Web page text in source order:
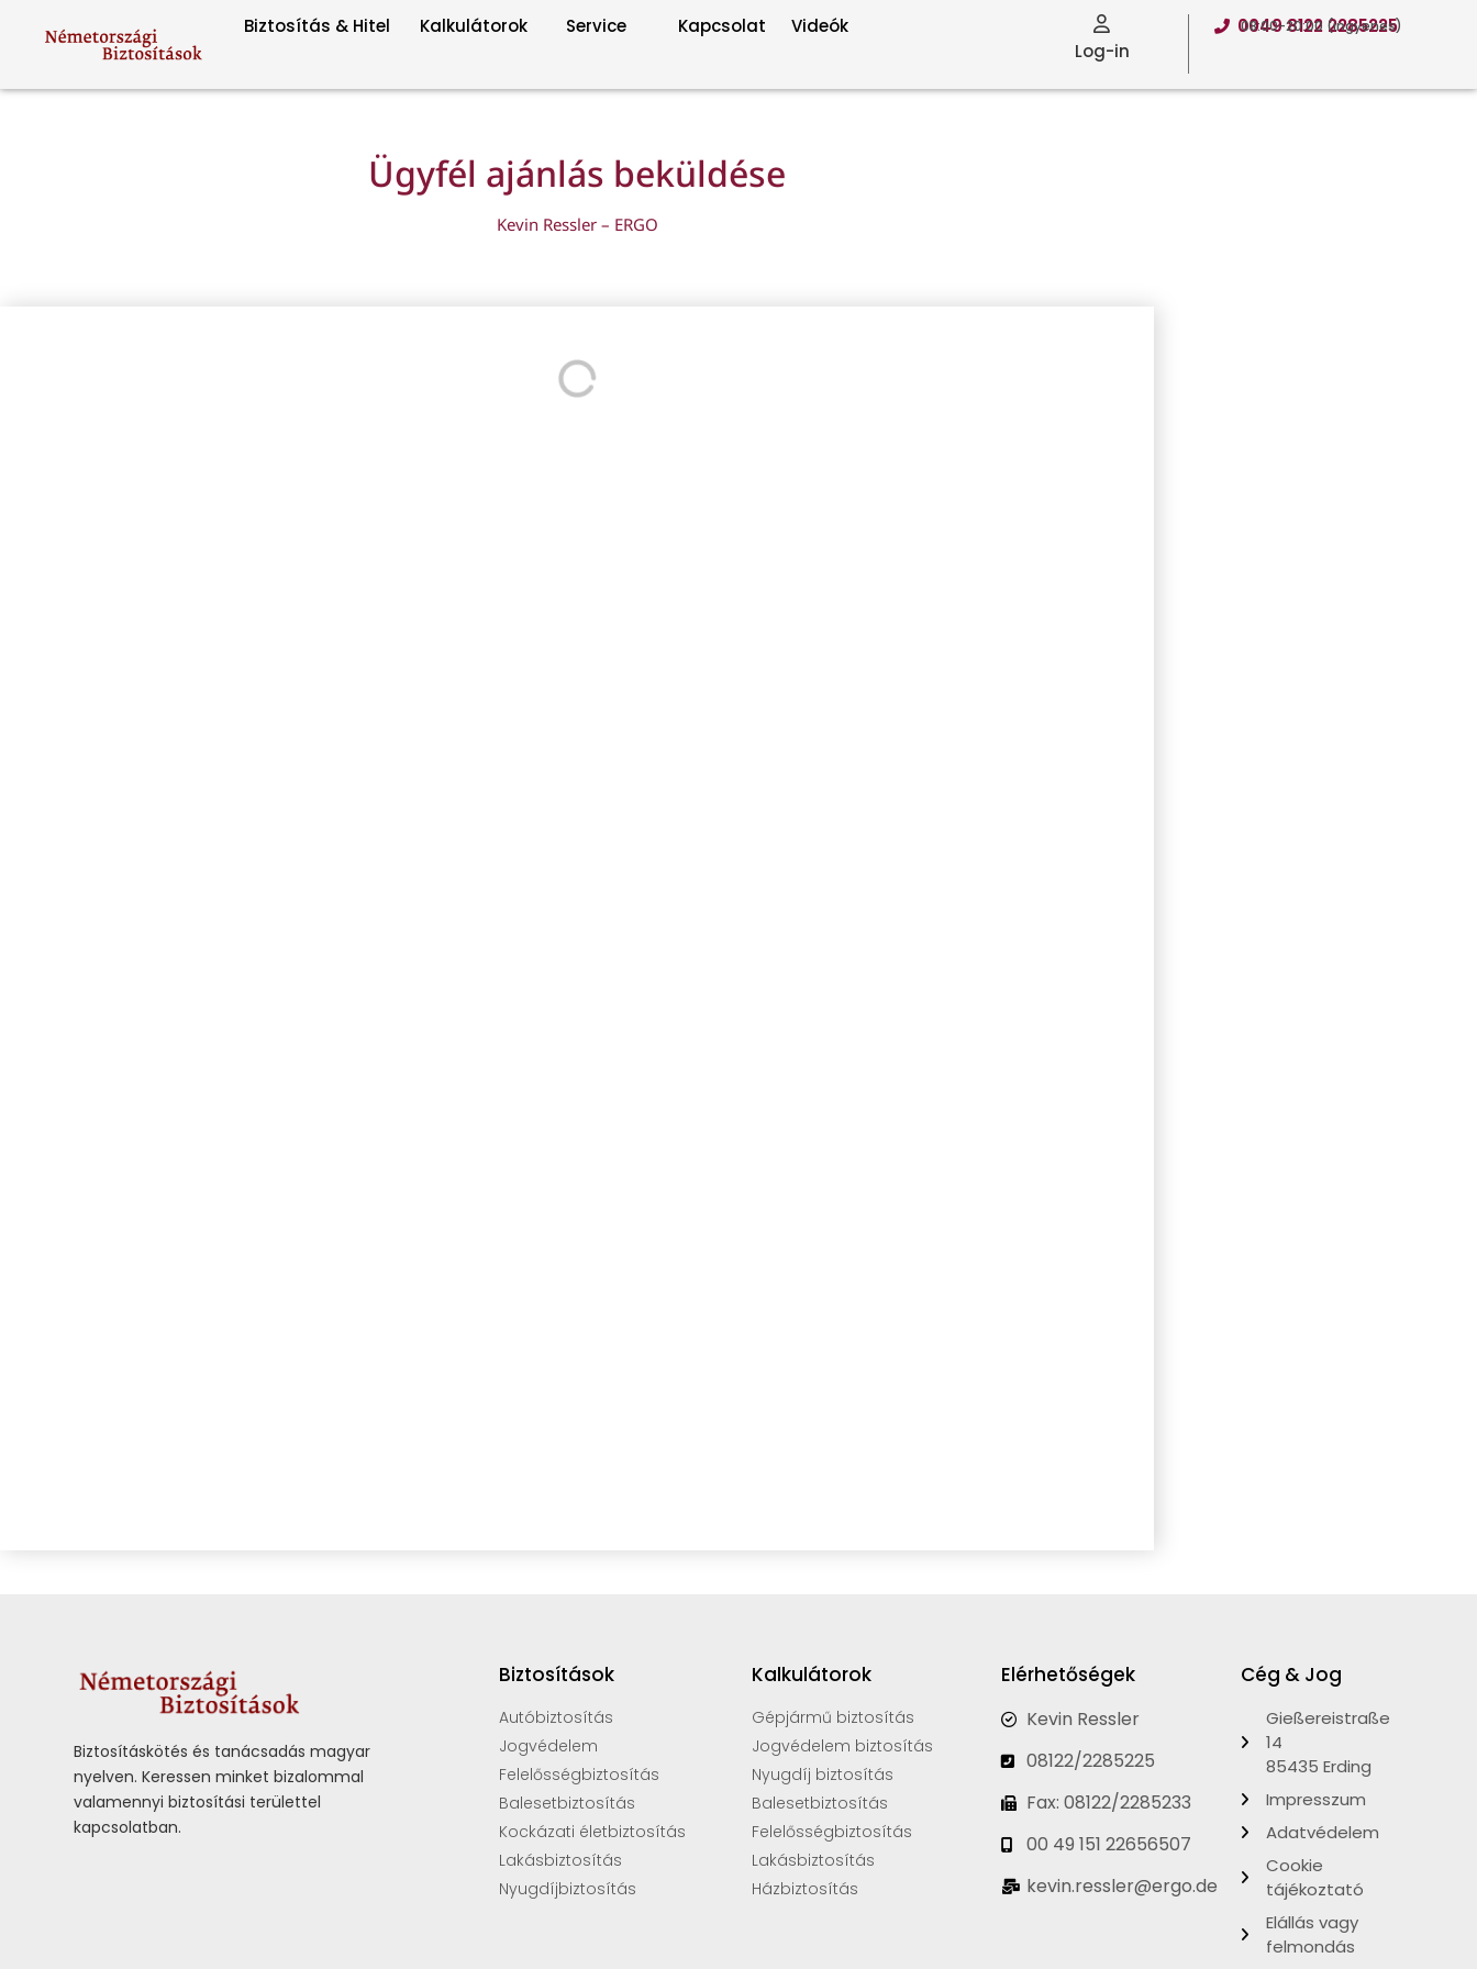
Biztosítás & Hitel Kalkulátorok Service Kapcsolat
Videók
Log-in
0049 8122 2285225
08:00-20:00 (ingyenes)
Ügyfél ajánlás beküldése
Kevin Ressler – ERGO
Biztosításkötés és tanácsadás magyar
nyelven.Keressen minket bizalommal
valamennyi biztosítási területtel
kapcsolatban.
Biztosítások
Autóbiztosítás
Jogvédelem
Felelősségbiztosítás
Balesetbiztosítás
Kockázati életbiztosítás
Lakásbiztosítás
Nyugdíjbiztosítás
Kalkulátorok
Gépjármű biztosítás
Jogvédelem biztosítás
Nyugdíj biztosítás
Balesetbiztosítás
Felelősségbiztosítás
Lakásbiztosítás
Házbiztosítás
Elérhetőségek
Kevin Ressler
08122/2285225
Fax: 08122/2285233
00 49 151 22656507
kevin.ressler@ergo.de
Cég & Jog
Gießereistraße
14
85435 Erding
Impresszum
Adatvédelem
Cookie
tájékoztató
Elállás vagy
felmondás